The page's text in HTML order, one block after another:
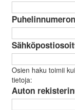
Osien haku toimii
tietoja:
Auton